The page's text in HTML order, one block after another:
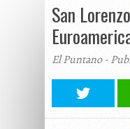
San
El Puntano -